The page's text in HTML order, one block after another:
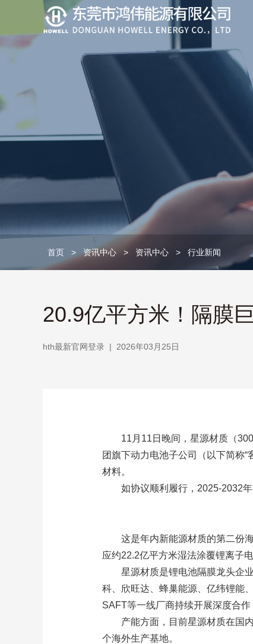
首页 > 资讯中心 > 资讯中心 > 行业新闻
20.9亿平方米！隔膜
hth最新官网登录 | 2026年03月25日
11月11日晚间，星源材质（
团旗下动力电池子公司（以下简称
材料。
如协议顺利履行，2025-2032
这是年内新能源材质的第二份
应约22.2亿平方米湿法涂覆锂离子
星源材质是锂电池隔膜龙头企
科、欣旺达、蜂巢能源、亿纬锂能
SAFT等一线厂商持续开展深度合
产能方面，目前星源材质在国
个海外生产基地。